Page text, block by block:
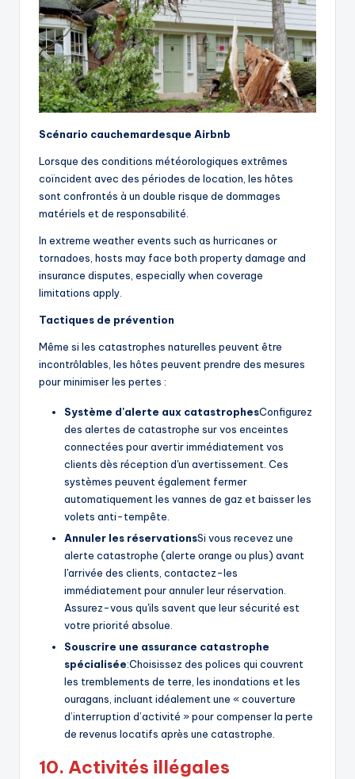
Scénario cauchemardesque Airbnb
Lorsque des conditions météorologiques extrêmes
coïncident avec des périodes de location, les hôtes
sont confrontés à un double risque de dommages
matériels et de responsabilité.
In extreme weather events such as hurricanes or
tornadoes, hosts may face both property damage and
insurance disputes, especially when coverage
limitations apply.
Tactiques de prévention
Même si les catastrophes naturelles peuvent être
incontrôlables, les hôtes peuvent prendre des mesures
pour minimiser les pertes :
Système d'alerte aux catastrophesConfigurez
des alertes de catastrophe sur vos enceintes
connectées pour avertir immédiatement vos
clients dès réception d'un avertissement. Ces
systèmes peuvent également fermer
automatiquement les vannes de gaz et baisser les
volets anti-tempête.
Annuler les réservationsSi vous recevez une
alerte catastrophe (alerte orange ou plus) avant
l'arrivée des clients, contactez-les
immédiatement pour annuler leur réservation.
Assurez-vous qu'ils savent que leur sécurité est
votre priorité absolue.
Souscrire une assurance catastrophe
spécialisée:Choisissez des polices qui couvrent
les tremblements de terre, les inondations et les
ouragans, incluant idéalement une « couverture
d’interruption d’activité » pour compenser la perte
de revenus locatifs après une catastrophe.
10. Activités illégales